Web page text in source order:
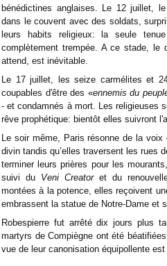
bénédictines anglaises. Le 12 juillet,
dans le couvent avec des soldats,
leurs habits religieux: la seule
complètement trempée. A ce stade, le
attend, est inévitable.
Le 17 juillet, les seize carmélites et
coupables d'être des «ennemis du
- et condamnés à mort. Les religieuses
rêve prophétique: bientôt elles suivront
Le soir même, Paris résonne de la
divin tandis qu’elles traversent les rues
terminer leurs prières pour les
suivi du Veni Creator et du
montées à la potence, elles reçoivent
embrassent la statue de Notre-Dame et
Robespierre fut arrêté dix jours plus
martyrs de Compiègne ont été
vue de leur canonisation équipollente